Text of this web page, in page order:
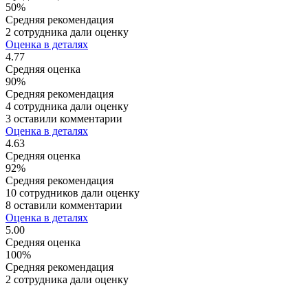
50%
Средняя рекомендация
2 сотрудника дали оценку
Оценка в деталях
4.77
Средняя оценка
90%
Средняя рекомендация
4 сотрудника дали оценку
3 оставили комментарии
Оценка в деталях
4.63
Средняя оценка
92%
Средняя рекомендация
10 сотрудников дали оценку
8 оставили комментарии
Оценка в деталях
5.00
Средняя оценка
100%
Средняя рекомендация
2 сотрудника дали оценку